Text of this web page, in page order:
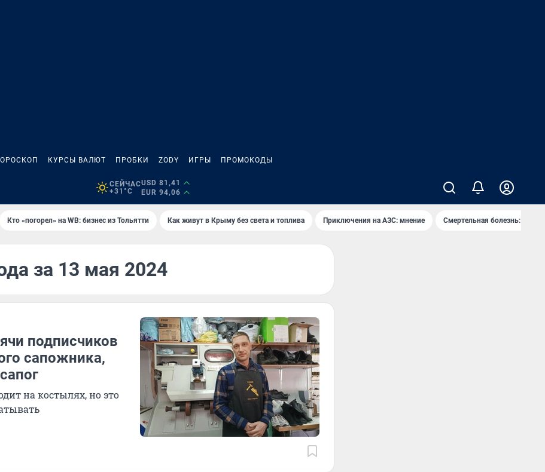
КУРСЫ ВАЛЮТ ПРОБКИ ZODY ИГРЫ ПРОМОКОДЫ
СЕЙЧАС
+31°C
USD 81,41
EUR 94,06
Кто «погорел» на WB: бизнес из Тольятти Как живут в Крыму без света и топлива Приключения на АЗС: мнение Смертельная болезнь:
за 13 мая 2024
подписчиков
сапожника,
на костылях, но это